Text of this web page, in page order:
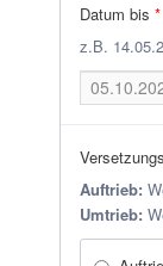
Datum bis*
z.B.
Auftrieb:
Umtrieb: